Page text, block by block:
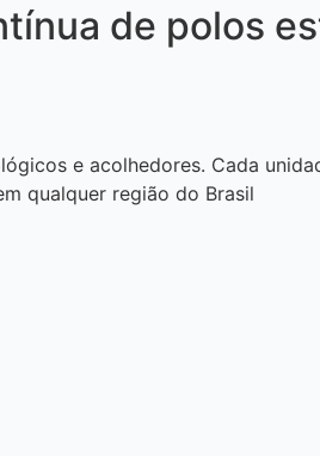
de polos
e acolhedores. Cada
qualquer região do Brasil